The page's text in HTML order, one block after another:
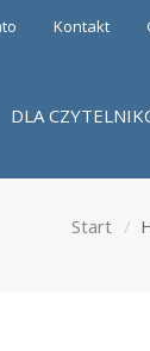
Kontakt
DLA
Start